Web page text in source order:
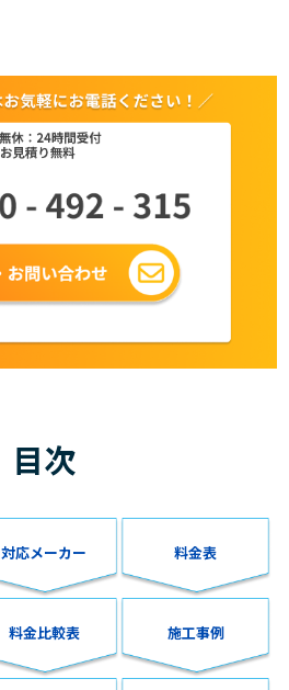
目次
対応メーカー 料金表
料金比較表 施工事例